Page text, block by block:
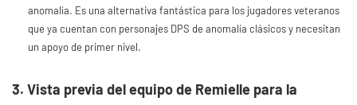
anomalía. Es una alternativa fantástica para los jugadores veteranos
que ya cuentan con personajes DPS de anomalía clásicos y necesitan
un apoyo de primer nivel.
3. Vista previa del equipo de Remielle para la